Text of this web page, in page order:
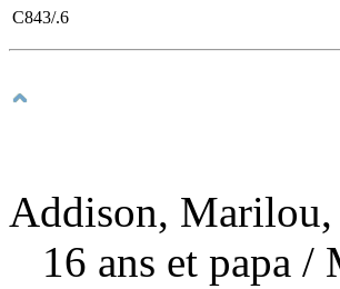
C843/.6
Addison, Marilou,
16 ans et papa /